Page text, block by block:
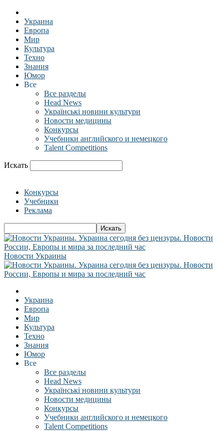
Украина
Европа
Мир
Культура
Техно
Знания
Юмор
Все
Все разделы
Head News
Українські новини культури
Новости медицины
Конкурсы
Учебники английского и немецкого
Talent Competitions
Искать
Конкурсы
Учебники
Реклама
Новости Украины
Украина
Европа
Мир
Культура
Техно
Знания
Юмор
Все
Все разделы
Head News
Українські новини культури
Новости медицины
Конкурсы
Учебники английского и немецкого
Talent Competitions